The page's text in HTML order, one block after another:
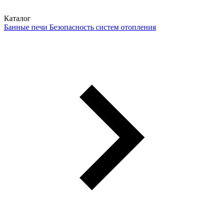
Каталог
Банные печи Безопасность систем отопления